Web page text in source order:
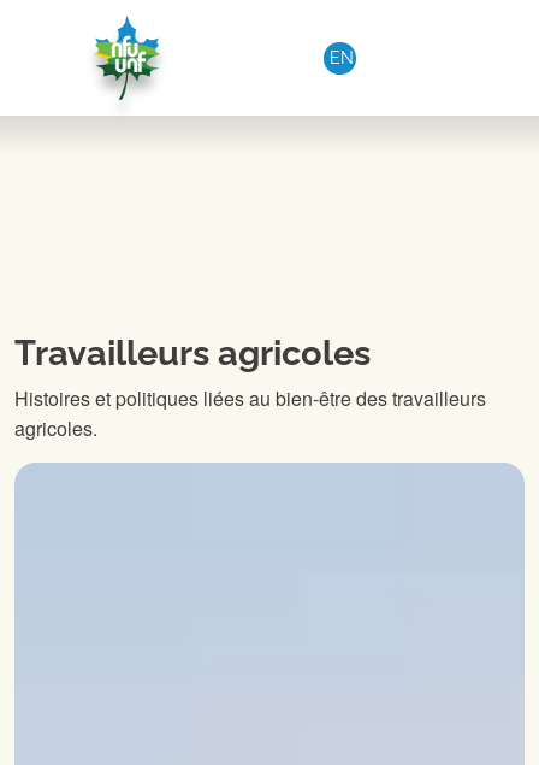
Aller au contenu
EN
Travailleurs agricoles
Histoires et politiques liées au bien-être des travailleurs
agricoles.